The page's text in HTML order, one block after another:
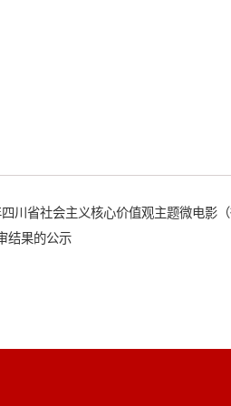
川省社会主义核心价值观主题微电影
结果的公示